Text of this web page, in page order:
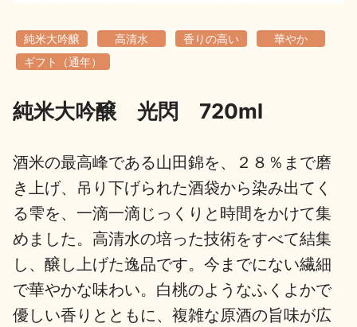
地酒川柳 地酒小説
純米大吟醸 高清水 香りの高い
華やか
ギフト（通年）
純米大吟醸 光閃 720ml
酒米の最高峰である山田錦を、２８％まで磨
き上げ、吊り下げられた酒袋から染み出てく
る雫を、一滴一滴じっくりと時間をかけて集
めました。高清水の培った技術をすべて結集
し、醸し上げた逸品です。今までにない繊細
で華やかな味わい。白桃のようなふくよかで
優しい香りとともに、複雑な原酒の旨味が広